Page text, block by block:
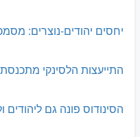
יחסים יהודים-נוצרים:
התייעצות הלסינקי
הסינודוס פונה גם ליהודים